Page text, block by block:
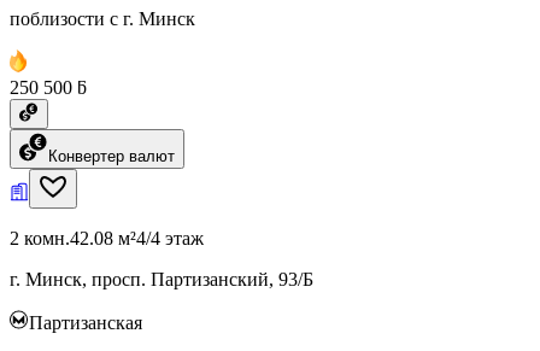
поблизости с г. Минск
250 500 ƃ
Конвертер валют
2 комн.42.08 м²4/4 этаж
г. Минск, просп. Партизанский, 93/Б
Партизанская